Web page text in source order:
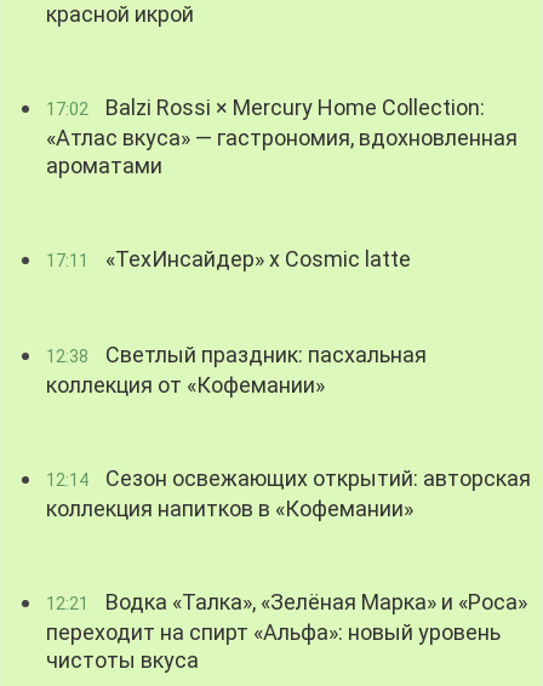
красной икрой
17:02
Balzi Rossi × Mercury Home Collection:
«Атлас вкуса» — гастрономия, вдохновленная
ароматами
17:11 «ТехИнсайдер» х Cosmic latte
12:38
Светлый праздник: пасхальная
коллекция от «Кофемании»
12:14
Сезон освежающих открытий: авторская
коллекция напитков в «Кофемании»
12:21
Водка «Талка», «Зелёная Марка» и «Роса»
переходит на спирт «Альфа»: новый уровень
чистоты вкуса